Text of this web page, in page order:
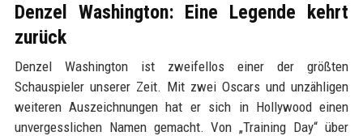
Denzel Washington: Eine Legende kehrt
zurück
Denzel Washington ist zweifellos einer der größten
Schauspieler unserer Zeit. Mit zwei Oscars und unzähligen
weiteren Auszeichnungen hat er sich in Hollywood einen
unvergesslichen Namen gemacht. Von „Training Day“ über